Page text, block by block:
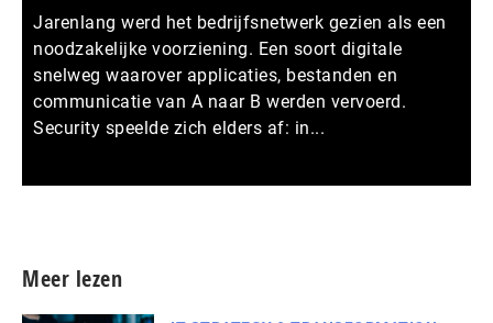
Jarenlang werd het bedrijfsnetwerk gezien als een
noodzakelijke voorziening. Een soort digitale
snelweg waarover applicaties, bestanden en
communicatie van A naar B werden vervoerd.
Security speelde zich elders af: in...
Meer lezen